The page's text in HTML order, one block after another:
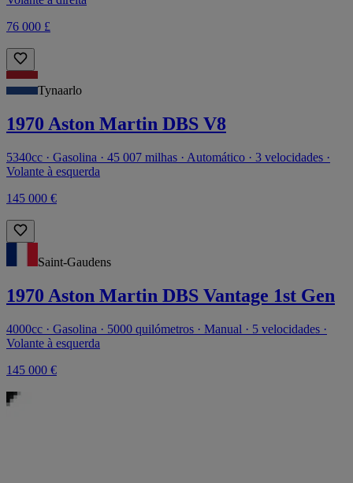
76 000 £
Tynaarlo
1970 Aston Martin DBS V8
5340cc · Gasolina · 45 007 milhas · Automático · 3 velocidades ·
Volante à esquerda
145 000 €
Saint-Gaudens
1970 Aston Martin DBS Vantage 1st Gen
4000cc · Gasolina · 5000 quilómetros · Manual · 5 velocidades ·
Volante à esquerda
145 000 €